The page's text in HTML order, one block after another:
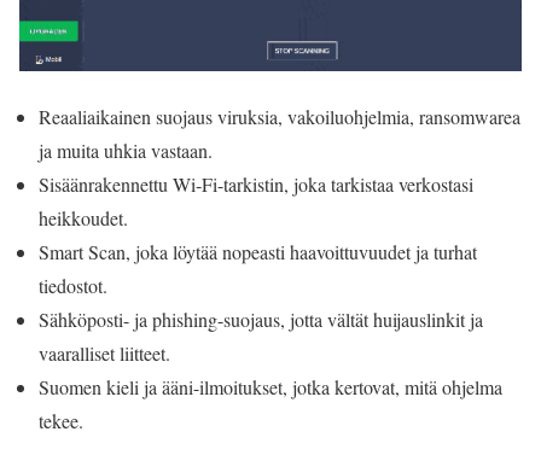
Reaaliaikainen suojaus viruksia, vakoiluohjelmia, ransomwarea
ja muita uhkia vastaan.
Sisäänrakennettu Wi‑Fi-tarkistin, joka tarkistaa verkostasi
heikkoudet.
Smart Scan, joka löytää nopeasti haavoittuvuudet ja turhat
tiedostot.
Sähköposti- ja phishing-suojaus, jotta vältät huijauslinkit ja
vaaralliset liitteet.
Suomen kieli ja ääni-ilmoitukset, jotka kertovat, mitä ohjelma
tekee.